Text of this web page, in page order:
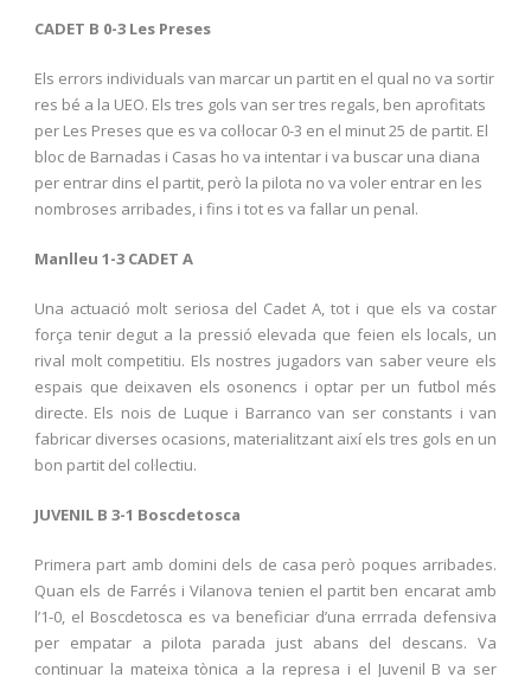
CADET B 0-3 Les Preses
Els errors individuals van marcar un partit en el qual no va sortir
res bé a la UEO. Els tres gols van ser tres regals, ben aprofitats
per Les Preses que es va col·locar 0-3 en el minut 25 de partit. El
bloc de Barnadas i Casas ho va intentar i va buscar una diana
per entrar dins el partit, però la pilota no va voler entrar en les
nombroses arribades, i fins i tot es va fallar un penal.
Manlleu 1-3 CADET A
Una actuació molt seriosa del Cadet A, tot i que els va costar
força tenir degut a la pressió elevada que feien els locals, un
rival molt competitiu. Els nostres jugadors van saber veure els
espais que deixaven els osonencs i optar per un futbol més
directe. Els nois de Luque i Barranco van ser constants i van
fabricar diverses ocasions, materialitzant així els tres gols en un
bon partit del col·lectiu.
JUVENIL B 3-1 Boscdetosca
Primera part amb domini dels de casa però poques arribades.
Quan els de Farrés i Vilanova tenien el partit ben encarat amb
l’1-0, el Boscdetosca es va beneficiar d’una errrada defensiva
per empatar a pilota parada just abans del descans. Va
continuar la mateixa tònica a la represa i el Juvenil B va ser